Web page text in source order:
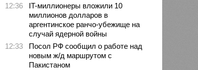
12:36
IT-миллионеры вложили 10
миллионов долларов в
аргентинское ранчо-убежище на
случай ядерной войны
12:33
Посол РФ сообщил о работе над
новым ж/д маршрутом с
Пакистаном